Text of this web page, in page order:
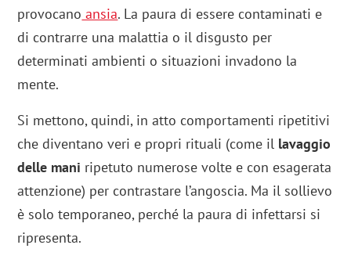
provocano ansia. La paura di essere contaminati e
di contrarre una malattia o il disgusto per
determinati ambienti o situazioni invadono la
mente.
Si mettono, quindi, in atto comportamenti ripetitivi
che diventano veri e propri rituali (come il lavaggio
delle mani ripetuto numerose volte e con esagerata
attenzione) per contrastare l’angoscia. Ma il sollievo
è solo temporaneo, perché la paura di infettarsi si
ripresenta.